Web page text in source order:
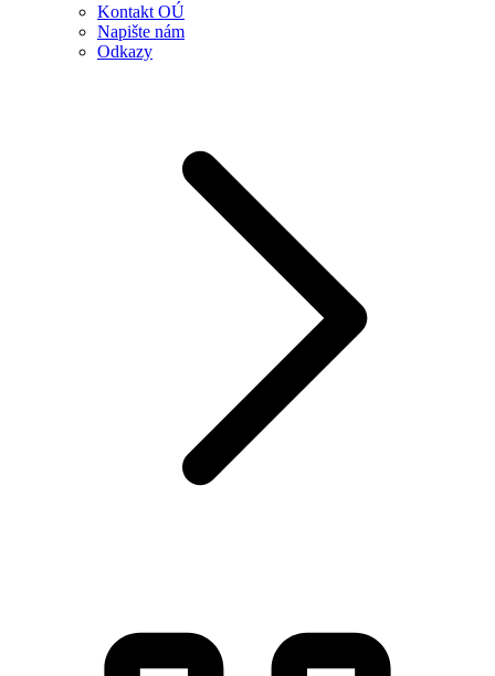
Kontakt OÚ
Napište nám
Odkazy